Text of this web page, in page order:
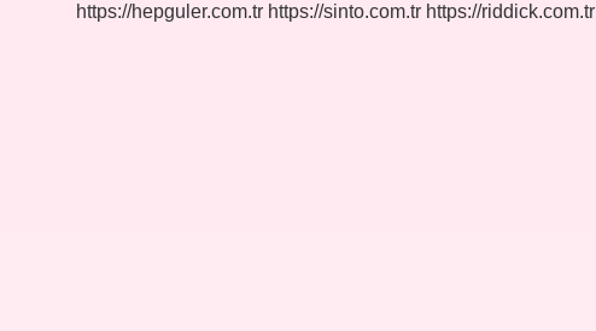
https://hepguler.com.tr https://sinto.com.tr https://riddick.com.tr